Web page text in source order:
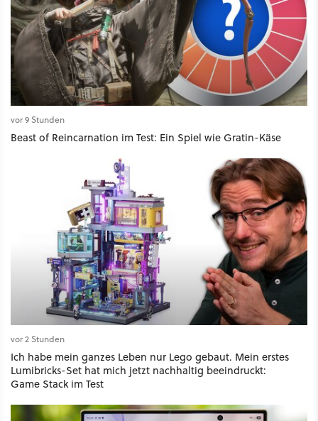
vor 9 Stunden
Beast of Reincarnation im Test: Ein Spiel wie Gratin-Käse
vor 2 Stunden
Ich habe mein ganzes Leben nur Lego gebaut. Mein erstes
Lumibricks-Set hat mich jetzt nachhaltig beeindruckt:
Game Stack im Test